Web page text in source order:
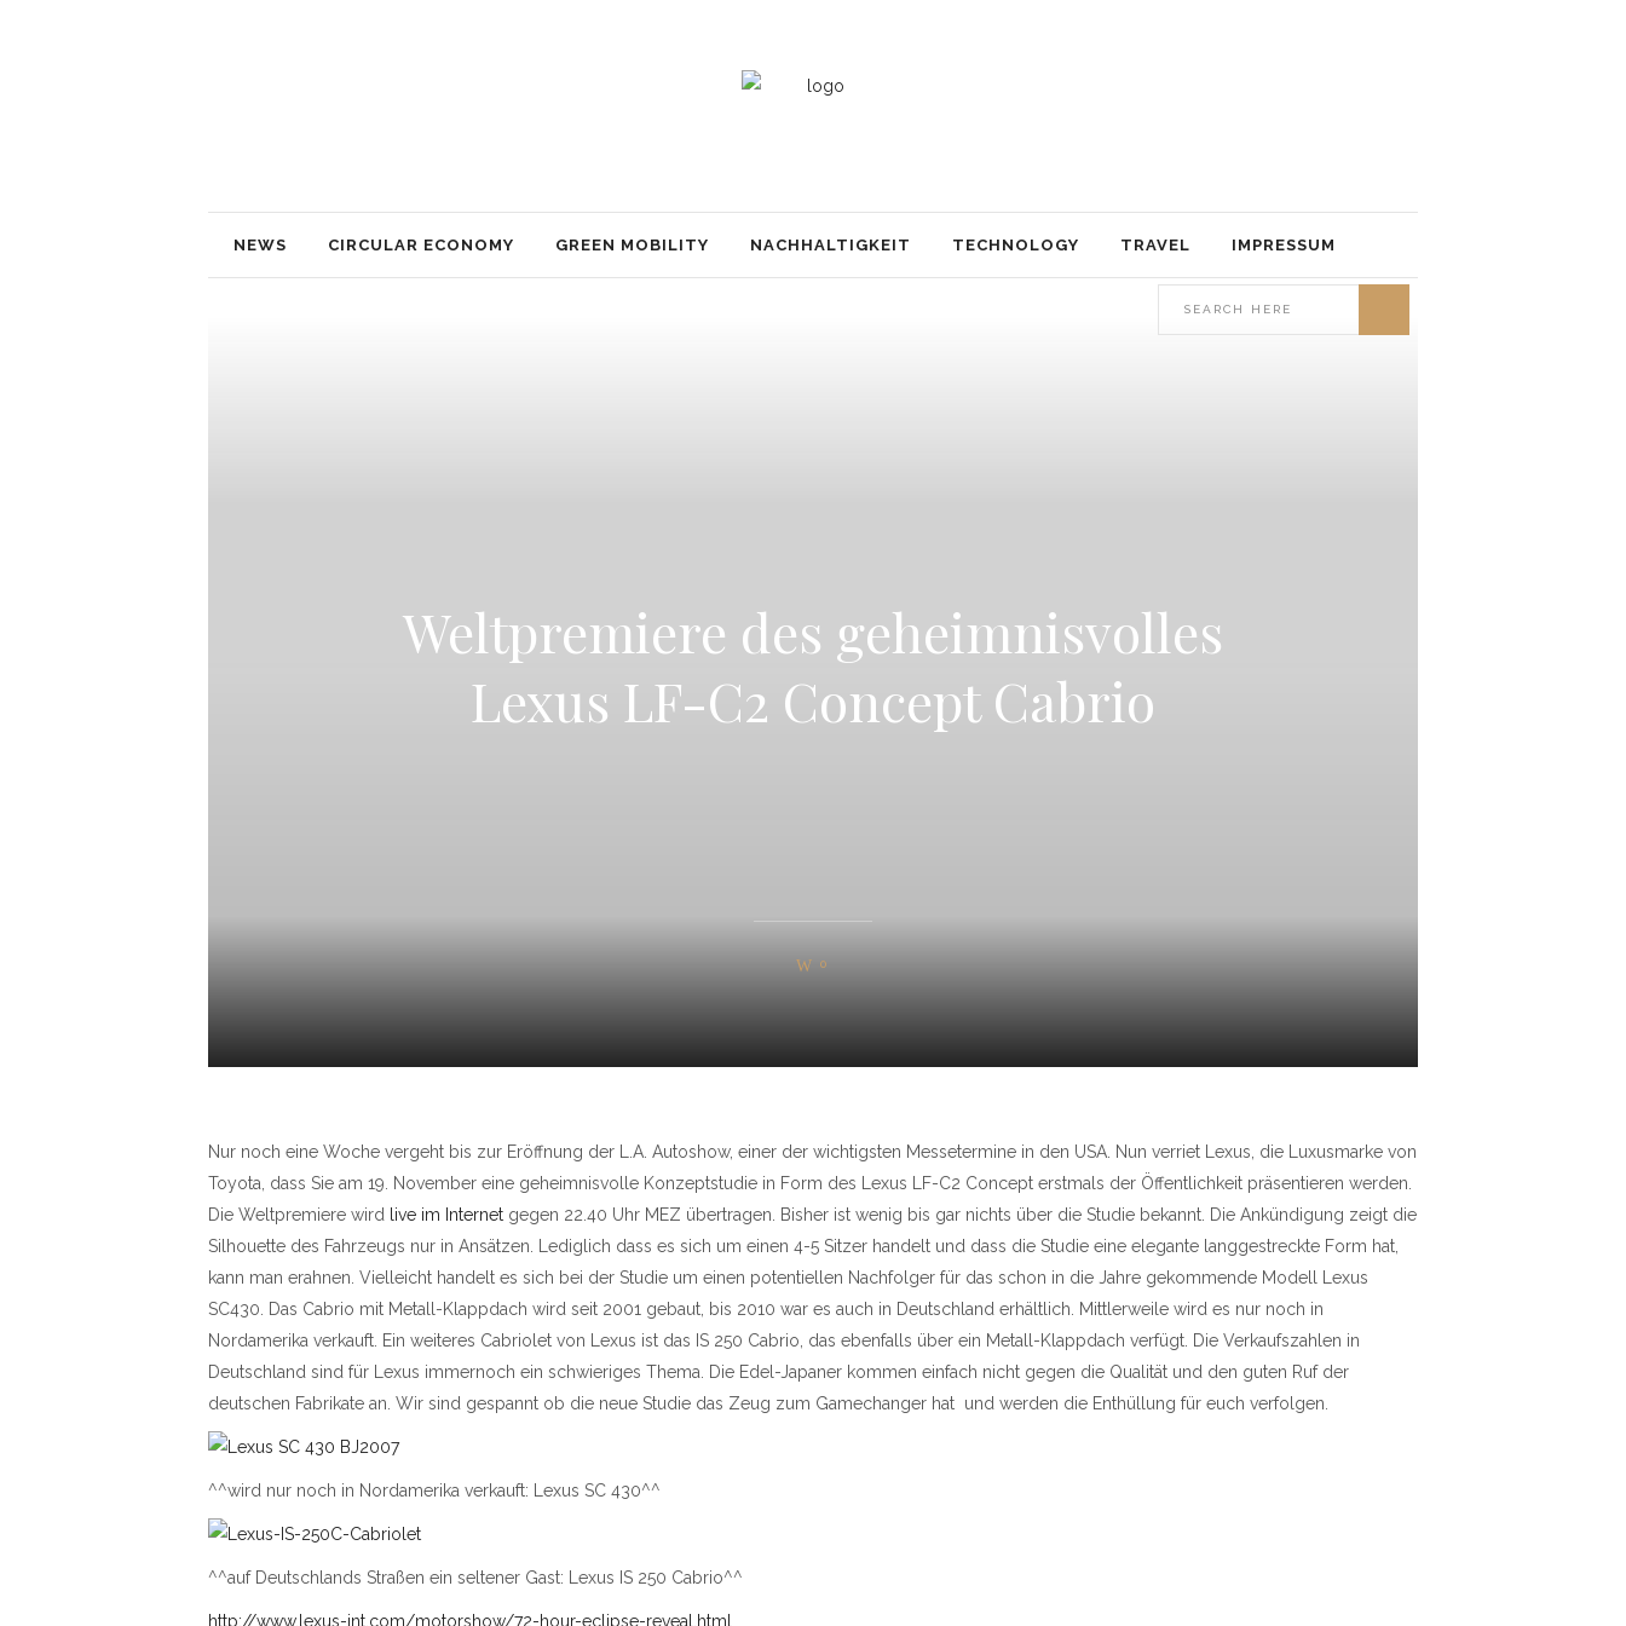
NEWS CIRCULAR ECONOMY GREEN MOBILITY NACHHALTIGKEIT TECHNOLOGY TRAVEL IMPRESSUM
Weltpremiere des geheimnisvolles
Lexus LF-C2 Concept Cabrio
0
Nur noch eine Woche vergeht bis zur Eröffnung der L.A. Autoshow, einer der wichtigsten Messetermine in den USA. Nun verriet Lexus, die Luxusmarke von
Toyota, dass Sie am 19. November eine geheimnisvolle Konzeptstudie in Form des Lexus LF-C2 Concept erstmals der Öffentlichkeit präsentieren werden.
Die Weltpremiere wird
live im Internet gegen 22.40 Uhr MEZ übertragen. Bisher ist wenig bis gar nichts über die Studie bekannt. Die Ankündigung zeigt die
Silhouette des Fahrzeugs nur in Ansätzen. Lediglich dass es sich um einen 4-5 Sitzer handelt und dass die Studie eine elegante langgestreckte Form hat,
kann man erahnen. Vielleicht handelt es sich bei der Studie um einen potentiellen Nachfolger für das schon in die Jahre gekommende Modell Lexus
SC430. Das Cabrio mit Metall-Klappdach wird seit 2001 gebaut, bis 2010 war es auch in Deutschland erhältlich. Mittlerweile wird es nur noch in
Nordamerika verkauft. Ein weiteres Cabriolet von Lexus ist das IS 250 Cabrio, das ebenfalls über ein Metall-Klappdach verfügt. Die Verkaufszahlen in
Deutschland sind für Lexus immernoch ein schwieriges Thema. Die Edel-Japaner kommen einfach nicht gegen die Qualität und den guten Ruf der
deutschen Fabrikate an. Wir sind gespannt ob die neue Studie das Zeug zum Gamechanger hat und werden die Enthüllung für euch verfolgen.
^^wird nur noch in Nordamerika verkauft: Lexus SC 430^^
^^auf Deutschlands Straßen ein seltener Gast: Lexus IS 250 Cabrio^^
http://www.lexus-int.com/motorshow/72-hour-eclipse-reveal.html